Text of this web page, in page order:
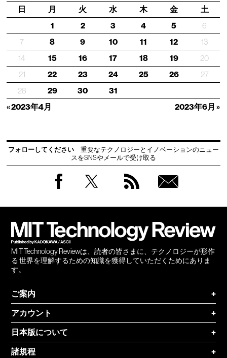
日
月 火 水 木 金 土
« 2023年4月 2023年6月 »
1 2 3 4 5
6
7
8 9 10 11 12
13
14
15 16 17 18 19
20
21
22 23 24 25 26
27
28
29 30 31
フォローしてください
重要なテクノロジーとイノベーションのニュー
スをSNSやメールで受け取る
MIT Technology Reviewは、読者の皆さまに、テクノロジーが形作
る 世界を理解するための知識を獲得していただくためにありま
す。
ご案内
+
アカウント
+
日本版について
+
諸規程
+